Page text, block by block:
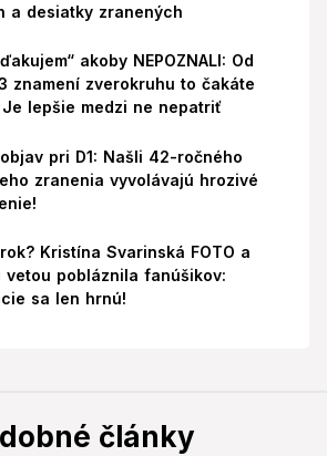
a desiatky zranených
akoby NEPOZNALI: Od
znamení zverokruhu to čakáte
Je lepšie medzi ne nepatriť
pri D1: Našli 42-ročného
zranenia vyvolávajú hrozivé
Kristína Svarinská FOTO a
vetou pobláznila fanúšikov:
sa len hrnú!
články